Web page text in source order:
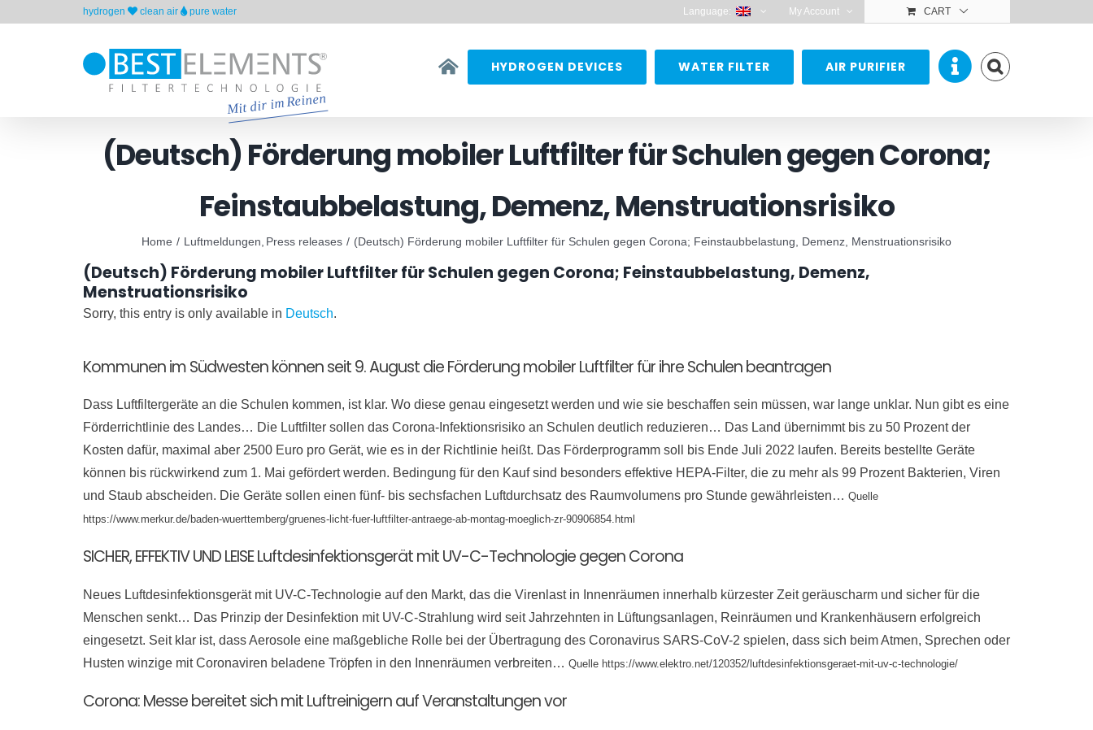
hydrogen clean air pure water Language: My Account CART
HYDROGEN DEVICES WATER FILTER AIR PURIFIER
(Deutsch) Förderung mobiler Luftfilter für Schulen gegen Corona;
Feinstaubbelastung, Demenz, Menstruationsrisiko
Home Luftmeldungen Press releases (Deutsch) Förderung mobiler Luftfilter für Schulen gegen Corona; Feinstaubbelastung, Demenz, Menstruationsrisiko
(Deutsch) Förderung mobiler Luftfilter für Schulen gegen Corona; Feinstaubbelastung, Demenz,
Menstruationsrisiko
Sorry, this entry is only available in Deutsch.
Kommunen im Südwesten können seit 9. August die Förderung mobiler Luftfilter für ihre Schulen beantragen
Dass Luftfiltergeräte an die Schulen kommen, ist klar. Wo diese genau eingesetzt werden und wie sie beschaffen sein müssen, war lange unklar. Nun gibt es eine
Förderrichtlinie des Landes… Die Luftfilter sollen das Corona-Infektionsrisiko an Schulen deutlich reduzieren… Das Land übernimmt bis zu 50 Prozent der
Kosten dafür, maximal aber 2500 Euro pro Gerät, wie es in der Richtlinie heißt. Das Förderprogramm soll bis Ende Juli 2022 laufen. Bereits bestellte Geräte
können bis rückwirkend zum 1. Mai gefördert werden. Bedingung für den Kauf sind besonders effektive HEPA-Filter, die zu mehr als 99 Prozent Bakterien, Viren
und Staub abscheiden. Die Geräte sollen einen fünf- bis sechsfachen Luftdurchsatz des Raumvolumens pro Stunde gewährleisten… Quelle
https://www.merkur.de/baden-wuerttemberg/gruenes-licht-fuer-luftfilter-antraege-ab-montag-moeglich-zr-90906854.html
SICHER, EFFEKTIV UND LEISE Luftdesinfektionsgerät mit UV-C-Technologie gegen Corona
Neues Luftdesinfektionsgerät mit UV-C-Technologie auf den Markt, das die Virenlast in Innenräumen innerhalb kürzester Zeit geräuscharm und sicher für die
Menschen senkt… Das Prinzip der Desinfektion mit UV-C-Strahlung wird seit Jahrzehnten in Lüftungsanlagen, Reinräumen und Krankenhäusern erfolgreich
eingesetzt. Seit klar ist, dass Aerosole eine maßgebliche Rolle bei der Übertragung des Coronavirus SARS-CoV-2 spielen, dass sich beim Atmen, Sprechen oder
Husten winzige mit Coronaviren beladene Tröpfen in den Innenräumen verbreiten… Quelle https://www.elektro.net/120352/luftdesinfektionsgeraet-mit-uv-c-technologie/
Corona: Messe bereitet sich mit Luftreinigern auf Veranstaltungen vor